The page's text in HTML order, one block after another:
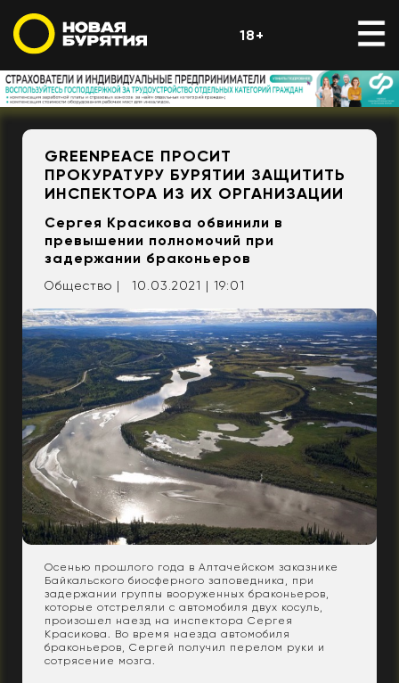
18+
GREENPEACE ПРОСИТ
ПРОКУРАТУРУ БУРЯТИИ ЗАЩИТИТЬ
ИНСПЕКТОРА ИЗ ИХ ОРГАНИЗАЦИИ
Сергея Красикова обвинили в
превышении полномочий при
задержании браконьеров
Общество | 10.03.2021 | 19:01
Осенью прошлого года в Алтачейском заказнике
Байкальского биосферного заповедника, при
задержании группы вооруженных браконьеров,
которые отстреляли с автомобиля двух косуль,
произошел наезд на инспектора Сергея
Красикова. Во время наезда автомобиля
браконьеров, Сергей получил перелом руки и
сотрясение мозга.